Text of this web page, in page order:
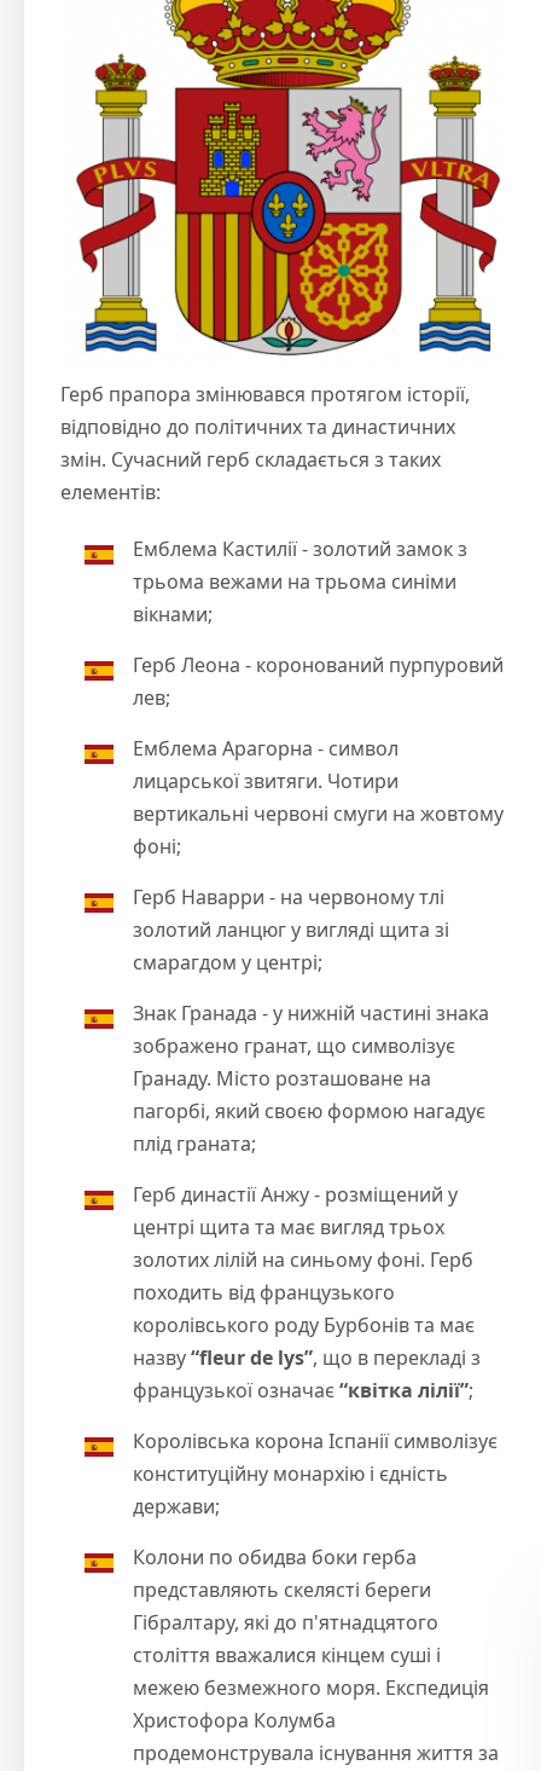
Герб прапора змінювався протягом історії,
відповідно до політичних та династичних
змін. Сучасний герб складається з таких
елементів:
Емблема Кастилії - золотий замок з
трьома вежами на трьома синіми
вікнами;
Герб Леона - коронований пурпуровий
лев;
Емблема Арагорна - символ
лицарської звитяги. Чотири
вертикальні червоні смуги на жовтому
фоні;
Герб Наварри - на червоному тлі
золотий ланцюг у вигляді щита зі
смарагдом у центрі;
Знак Гранада - у нижній частині знака
зображено гранат, що символізує
Гранаду. Місто розташоване на
пагорбі, який своєю формою нагадує
плід граната;
Герб династії Анжу - розміщений у
центрі щита та має вигляд трьох
золотих лілій на синьому фоні. Герб
походить від французького
королівського роду Бурбонів та має
назву“fleur de lys”, що в перекладі з
французької означає“квітка лілії”;
Королівська корона Іспанії символізує
конституційну монархію і єдність
держави;
Колони по обидва боки герба
представляють скелясті береги
Гібралтару, які до п'ятнадцятого
століття вважалися кінцем суші і
межею безмежного моря. Експедиція
Христофора Колумба
продемонструвала існування життя за